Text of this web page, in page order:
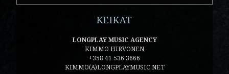
KEIKAT
LONGPLAY MUSIC AGENCY
KIMMO HIRVONEN
+358 41 536 3666
KIMMO(A)LONGPLAYMUSIC.NET